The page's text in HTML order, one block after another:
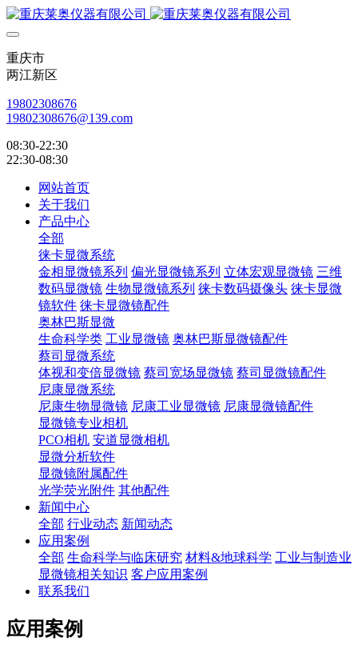
重庆市
两江新区
19802308676
19802308676@139.com
08:30-22:30
22:30-08:30
网站首页
关于我们
产品中心
全部
徕卡显微系统
金相显微镜系列 偏光显微镜系列 立体宏观显微镜 三维
数码显微镜 生物显微镜系列 徕卡数码摄像头 徕卡显微
镜软件 徕卡显微镜配件
奥林巴斯显微
生命科学类 工业显微镜 奥林巴斯显微镜配件
蔡司显微系统
体视和变倍显微镜 蔡司宽场显微镜 蔡司显微镜配件
尼康显微系统
尼康生物显微镜 尼康工业显微镜 尼康显微镜配件
显微镜专业相机
PCO相机 安道显微相机
显微分析软件
显微镜附属配件
光学荧光附件 其他配件
新闻中心
全部 行业动态 新闻动态
应用案例
全部 生命科学与临床研究 材料&地球科学 工业与制造业
显微镜相关知识 客户应用案例
联系我们
应用案例